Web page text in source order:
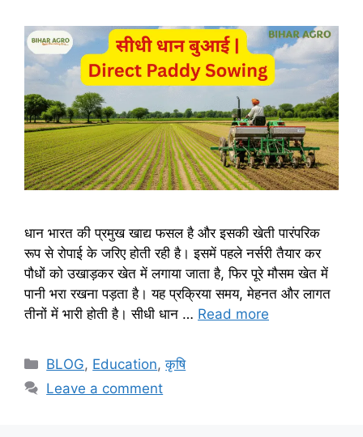
धान भारत की प्रमुख खाद्य फसल है और इसकी खेती पारंपरिक
रूप से रोपाई के जरिए होती रही है। इसमें पहले नर्सरी तैयार कर
पौधों को उखाड़कर खेत में लगाया जाता है, फिर पूरे मौसम खेत में
पानी भरा रखना पड़ता है। यह प्रक्रिया समय, मेहनत और लागत
तीनों में भारी होती है। सीधी धान … Read more
BLOG, Education,कृषि
Leave a comment